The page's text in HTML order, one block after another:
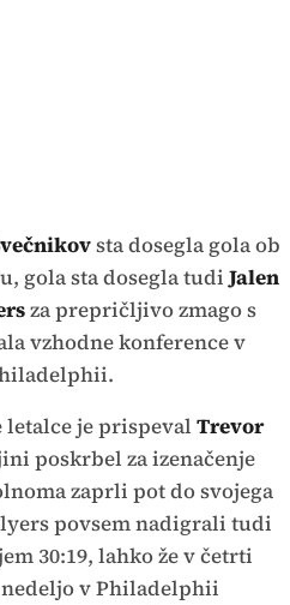
sta dosegla gola ob
gola sta dosegla tudiJalen
za prepričljivo zmago s
vzhodne konference v
letalce je prispeval Trevor
poskrbel za izenačenje
zaprli pot do svojega
povsem nadigrali tudi
30:19, lahko že v četrti
v Philadelphii